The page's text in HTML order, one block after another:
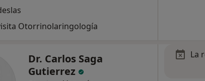
Otorrinolaringología
Dr. Carlos Saga
Gutierrez
La